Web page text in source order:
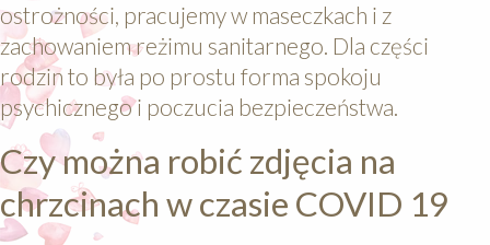
ostrożności, pracujemy w maseczkach i z
zachowaniem reżimu sanitarnego. Dla części
rodzin to była po prostu forma spokoju
psychicznego i poczucia bezpieczeństwa.
Czy można robić zdjęcia na
chrzcinach w czasie COVID 19